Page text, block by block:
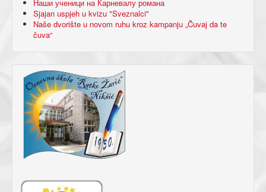
Наши ученици на Карневалу романа
Sjajan uspjeh u kvizu "Sveznalci"
Naše dvorište u novom ruhu kroz kampanju „Čuvaj da te
čuva“